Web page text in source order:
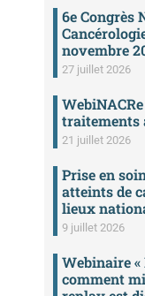
6e Congrès
novembre
27 juillet 2026
traitements
21 juillet 2026
Prise en
atteints de
lieux
9 juillet 2026
Webinaire «
comment